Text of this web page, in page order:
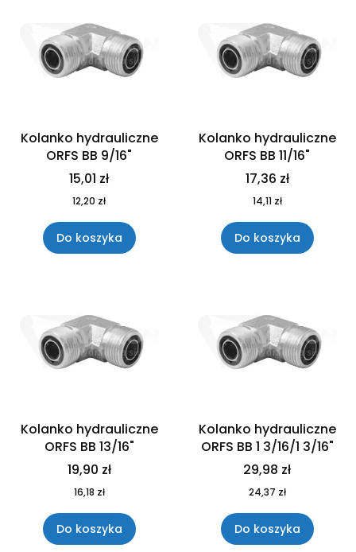
Kolanko hydrauliczne
ORFS BB 9/16"
15,01 zł
12,20 zł
Do koszyka
Kolanko hydrauliczne
ORFS BB 11/16"
17,36 zł
14,11 zł
Do koszyka
Kolanko hydrauliczne
ORFS BB 13/16"
19,90 zł
16,18 zł
Do koszyka
Kolanko hydrauliczne
ORFS BB 1 3/16/1 3/16"
29,98 zł
24,37 zł
Do koszyka